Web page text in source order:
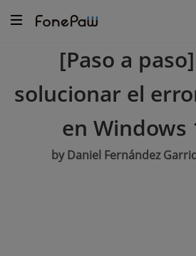
[Paso a
solucionar el
en Windows
by Daniel Fernández